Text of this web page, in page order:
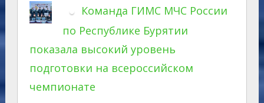
Команда ГИМС МЧС России
по Республике Бурятии
показала высокий уровень
подготовки на всероссийском
чемпионате